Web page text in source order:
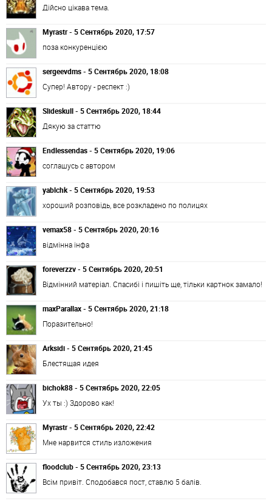
Дійсно цікава тема.
Myrastr - 5 Сентябрь 2020, 17:57
поза конкуренцією
sergeevdms - 5 Сентябрь 2020, 18:08
Супер! Автору - респект :)
Slideskull - 5 Сентябрь 2020, 18:44
Дякую за статтю
Endlessendas - 5 Сентябрь 2020, 19:06
соглашусь с автором
yablchk - 5 Сентябрь 2020, 19:53
хороший розповідь, все розкладено по полицях
vemax58 - 5 Сентябрь 2020, 20:16
відмінна інфа
foreverzzv - 5 Сентябрь 2020, 20:51
Відмінний матеріал. Спасибі і пишіть ще, тільки картнок замало!
maxParallax - 5 Сентябрь 2020, 21:18
Поразительно!
Arksidi - 5 Сентябрь 2020, 21:45
Блестящая идея
bichok88 - 5 Сентябрь 2020, 22:05
Ух ты :) Здорово как!
Myrastr - 5 Сентябрь 2020, 22:42
Мне нарвится стиль изложения
floodclub - 5 Сентябрь 2020, 23:13
Всім привіт. Сподобався пост, ставлю 5 балів.